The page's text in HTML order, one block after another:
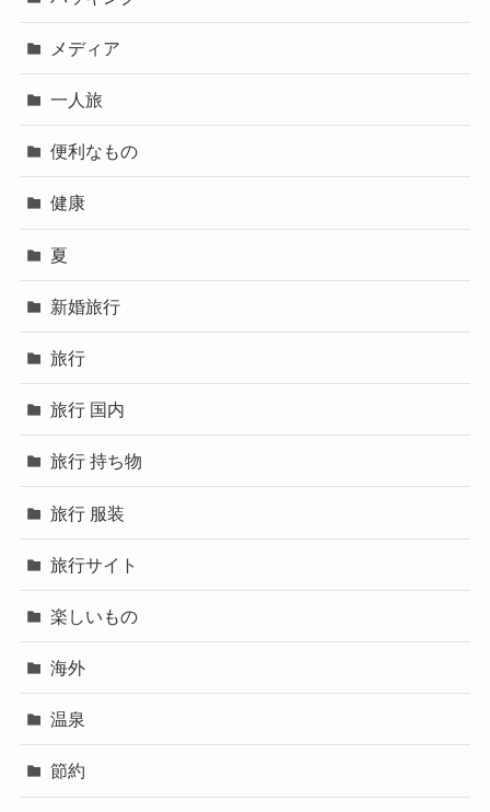
メディア
一人旅
便利なもの
健康
夏
新婚旅行
旅行
旅行 国内
旅行 持ち物
旅行 服装
旅行サイト
楽しいもの
海外
温泉
節約